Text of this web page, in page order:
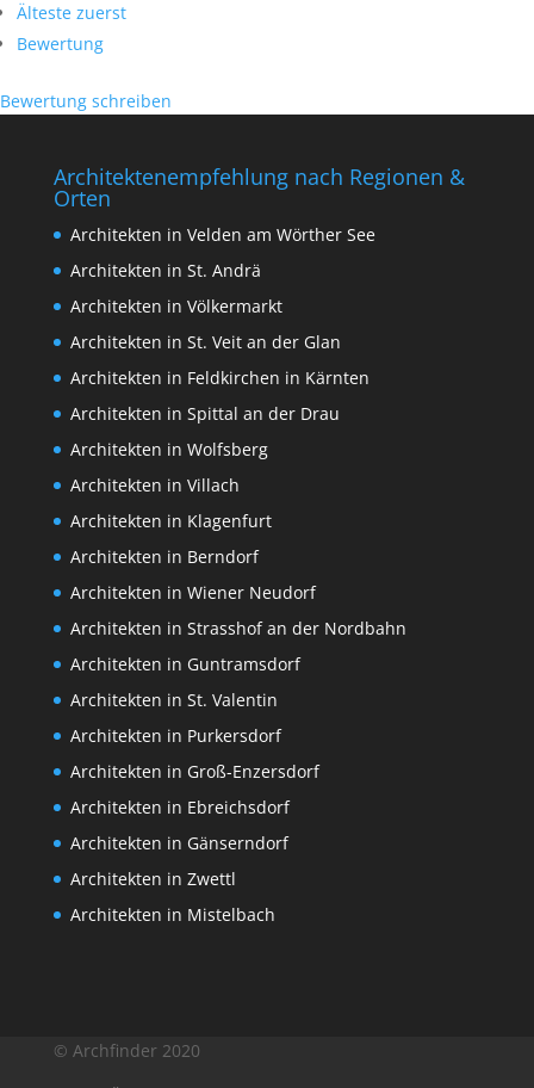
Älteste zuerst
Bewertung
Bewertung schreiben
Architektenempfehlung nach Regionen &
Orten
Architekten in Velden am Wörther See
Architekten in St. Andrä
Architekten in Völkermarkt
Architekten in St. Veit an der Glan
Architekten in Feldkirchen in Kärnten
Architekten in Spittal an der Drau
Architekten in Wolfsberg
Architekten in Villach
Architekten in Klagenfurt
Architekten in Berndorf
Architekten in Wiener Neudorf
Architekten in Strasshof an der Nordbahn
Architekten in Guntramsdorf
Architekten in St. Valentin
Architekten in Purkersdorf
Architekten in Groß-Enzersdorf
Architekten in Ebreichsdorf
Architekten in Gänserndorf
Architekten in Zwettl
Architekten in Mistelbach
© Archfinder 2020